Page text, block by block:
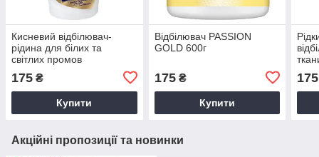
Кисневий відбілювач-
рідина для білих та
світлих промов
Oxy Kraft 1,5 л
175 ₴
Купити
Відбілювач PASSION
GOLD 600г
175₴
Купити
175
Акційні пропозиції та новинки